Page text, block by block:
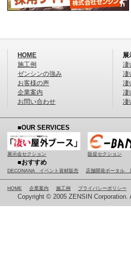
HOME
施工例
ゼンシンの強み
お客様の声
企業案内
お問い合わせ
展
凄
凄
凄
凄
凄
■OUR SERVICES
展示会セクション 販促セクション
■おすすめ
DECONANA イベント資材販売 店舗開発ポータル
HOME 企業案内 施工例 プライバシーポリシー
Copyright © 2005 ZENSIN Corporation.